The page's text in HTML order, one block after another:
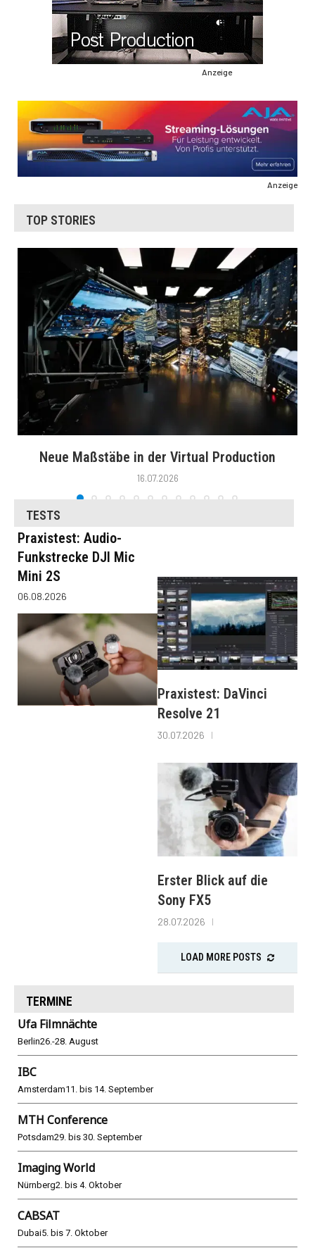
Anzeige
Anzeige
TOP STORIES
Neue Maßstäbe in der Virtual Production
16.07.2026
TESTS
Praxistest: Audio-
Funkstrecke DJI Mic
Mini 2S
06.08.2026
Praxistest: DaVinci
Resolve 21
30.07.2026
Erster Blick auf die
Sony FX5
28.07.2026
LOAD MORE POSTS
TERMINE
Ufa Filmnächte
Berlin26.-28. August
IBC
Amsterdam11. bis 14. September
MTH Conference
Potsdam29. bis 30. September
Imaging World
Nürnberg2. bis 4. Oktober
CABSAT
Dubai5. bis 7. Oktober